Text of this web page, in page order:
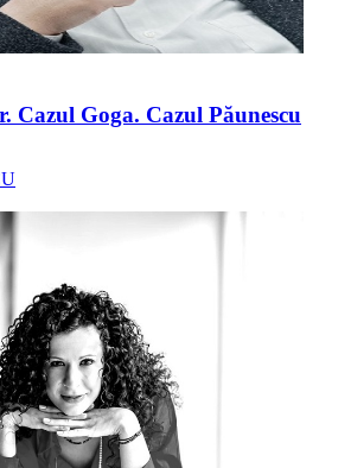
Cazul Goga. Cazul Păunescu